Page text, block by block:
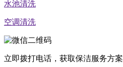
水池清洗
空调清洗
立即拨打电话，获取保洁服务方案